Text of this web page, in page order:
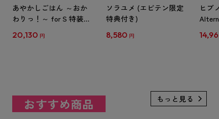
あやかしごはん ～おか
わりっ！～ for S 特装版
20,130 円
ソラユメ (エビテン限定
特典付き)
8,580 円
ヒプ
パッ
おすすめ商品